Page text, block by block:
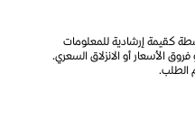
كقيمة إرشادية للمعلومات
الأسعار أو الانزلاق السعري.
الطلب.